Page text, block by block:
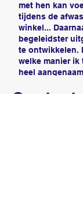
met hen kan
tijdens de
winkel...
begeleidster
te ontwikkelen.
welke manier ik
heel